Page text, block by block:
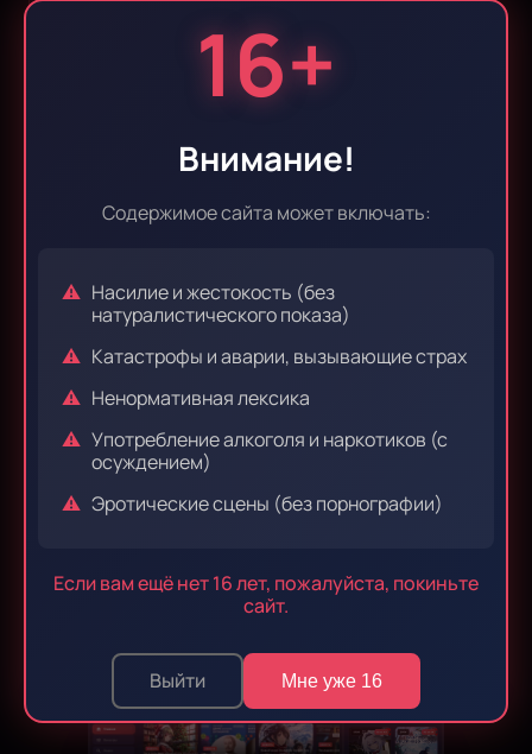
16+
Внимание!
Содержимое сайта может включать:
Насилие и жестокость (без
натуралистического показа)
Катастрофы и аварии, вызывающие страх
Ненормативная лексика
Употребление алкоголя и наркотиков (с
осуждением)
Эротические сцены (без порнографии)
Если вам ещё нет 16 лет, пожалуйста, покиньте
сайт.
Выйти Мне уже 16
Твой мир –
аниме
всегда рядом
AniDub везде, где вы есть: смотрите на телефоне
в дороге и на большом телевизоре дома — с
одним аккаунтом.
Одно приложение для телефона и TV.
Поддержка arm64 и arm32 — работает даже на
старых устройствах.
78.4 MB·Android 9.0+